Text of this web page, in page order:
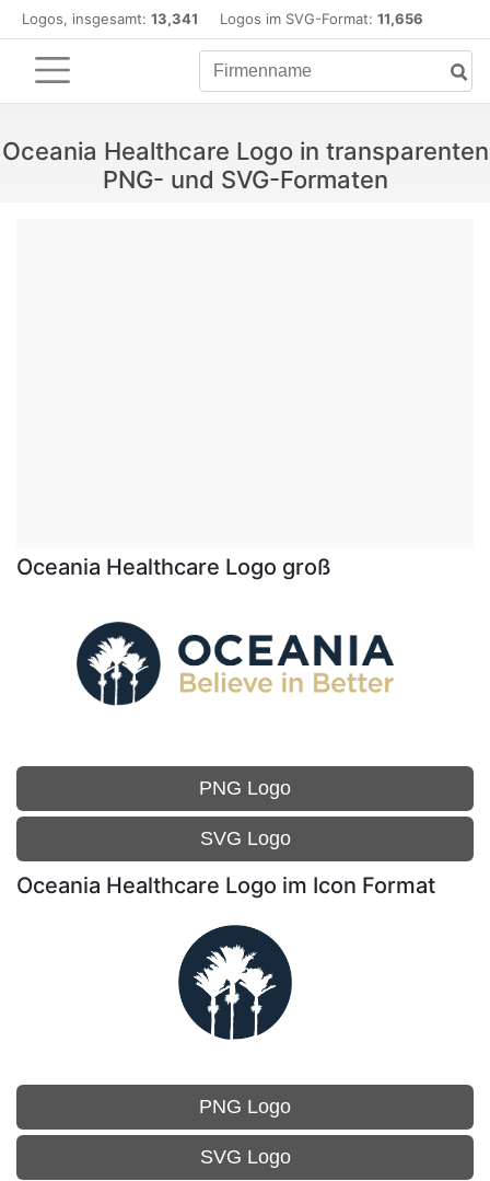
Logos, insgesamt: 13,341 Logos im SVG-Format: 11,656
Oceania Healthcare Logo in transparenten
PNG- und SVG-Formaten
Oceania Healthcare Logo groß
PNG Logo
SVG Logo
Oceania Healthcare Logo im Icon Format
PNG Logo
SVG Logo